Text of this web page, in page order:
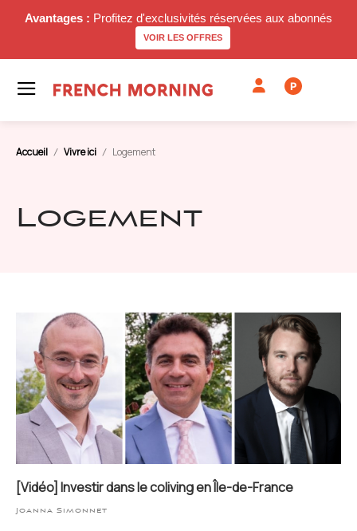
Avantages : Profitez d'exclusivités réservées aux abonnés
VOIR LES OFFRES
P
Accueil Vivre ici Logement
Logement
[Vidéo] Investir dans le coliving en Île-de-France
Joanna Simonnet